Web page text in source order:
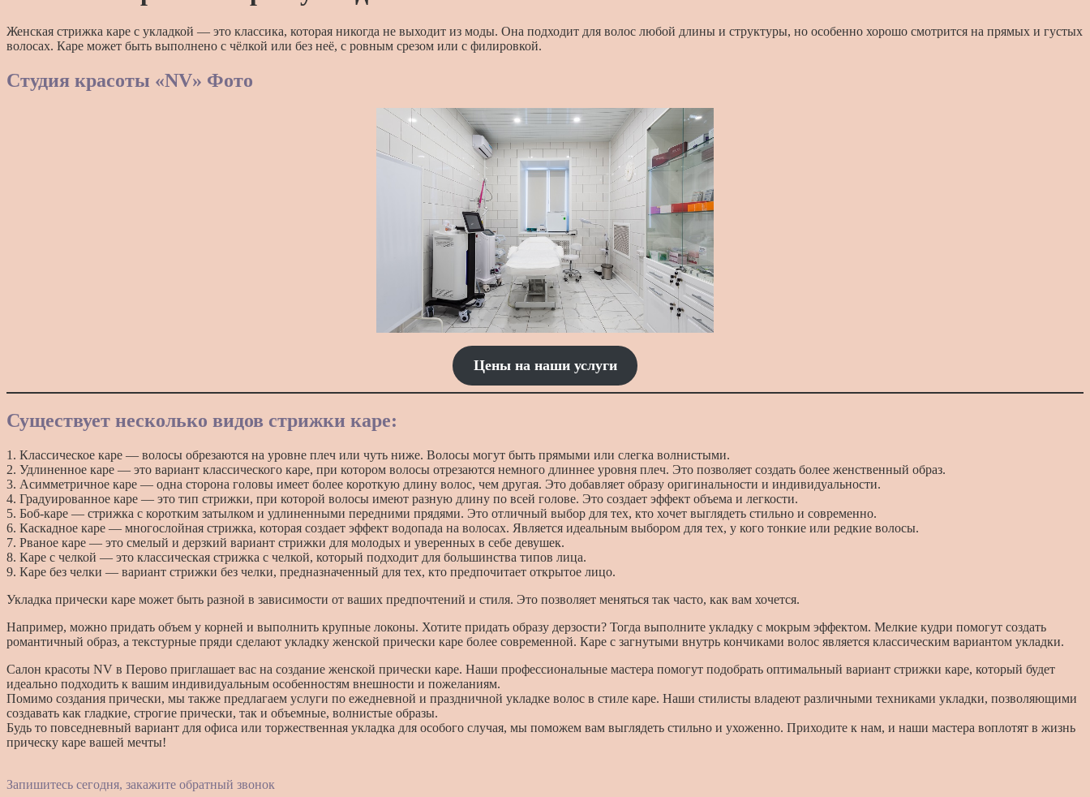
Женская стрижка каре с укладкой — это классика, которая никогда не выходит из моды. Она подходит для волос любой длины и структуры, но особенно хорошо смотрится на прямых и густых
волосах. Каре может быть выполнено с чёлкой или без неё, с ровным срезом или с филировкой.
Студия красоты «NV» Фото
Цены на наши услуги
Существует несколько видов стрижки каре:
1. Классическое каре — волосы обрезаются на уровне плеч или чуть ниже. Волосы могут быть прямыми или слегка волнистыми.
2. Удлиненное каре — это вариант классического каре, при котором волосы отрезаются немного длиннее уровня плеч. Это позволяет создать более женственный образ.
3. Асимметричное каре — одна сторона головы имеет более короткую длину волос, чем другая. Это добавляет образу оригинальности и индивидуальности.
4. Градуированное каре — это тип стрижки, при которой волосы имеют разную длину по всей голове. Это создает эффект объема и легкости.
5. Боб-каре — стрижка с коротким затылком и удлиненными передними прядями. Это отличный выбор для тех, кто хочет выглядеть стильно и современно.
6. Каскадное каре — многослойная стрижка, которая создает эффект водопада на волосах. Является идеальным выбором для тех, у кого тонкие или редкие волосы.
7. Рваное каре — это смелый и дерзкий вариант стрижки для молодых и уверенных в себе девушек.
8. Каре с челкой — это классическая стрижка с челкой, который подходит для большинства типов лица.
9. Каре без челки — вариант стрижки без челки, предназначенный для тех, кто предпочитает открытое лицо.
Укладка прически каре может быть разной в зависимости от ваших предпочтений и стиля. Это позволяет меняться так часто, как вам хочется.
Например, можно придать объем у корней и выполнить крупные локоны. Хотите придать образу дерзости? Тогда выполните укладку с мокрым эффектом. Мелкие кудри помогут создать
романтичный образ, а текстурные пряди сделают укладку женской прически каре более современной. Каре с загнутыми внутрь кончиками волос является классическим вариантом укладки.
Салон красоты NV в Перово приглашает вас на создание женской прически каре. Наши профессиональные мастера помогут подобрать оптимальный вариант стрижки каре, который будет
идеально подходить к вашим индивидуальным особенностям внешности и пожеланиям.
Помимо создания прически, мы также предлагаем услуги по ежедневной и праздничной укладке волос в стиле каре. Наши стилисты владеют различными техниками укладки, позволяющими
создавать как гладкие, строгие прически, так и объемные, волнистые образы.
Будь то повседневный вариант для офиса или торжественная укладка для особого случая, мы поможем вам выглядеть стильно и ухоженно. Приходите к нам, и наши мастера воплотят в жизнь
прическу каре вашей мечты!
Запишитесь сегодня, закажите обратный звонок